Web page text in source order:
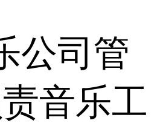
公司管
音乐工